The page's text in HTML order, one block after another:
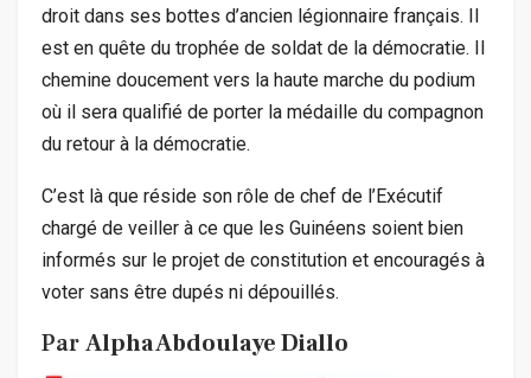
droit dans ses bottes d’ancien légionnaire français. Il
est en quête du trophée de soldat de la démocratie. Il
chemine doucement vers la haute marche du podium
où il sera qualifié de porter la médaille du compagnon
du retour à la démocratie.
C’est là que réside son rôle de chef de l’Exécutif
chargé de veiller à ce que les Guinéens soient bien
informés sur le projet de constitution et encouragés à
voter sans être dupés ni dépouillés.
ParAlpha Abdoulaye Diallo